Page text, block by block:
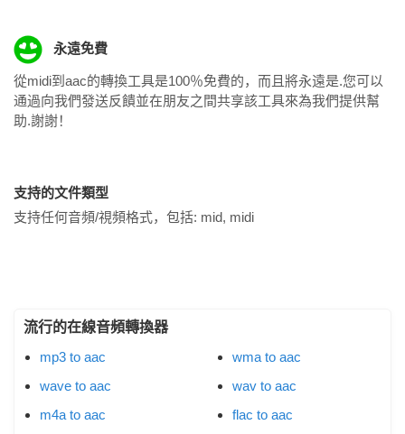
永遠免費
從midi到aac的轉換工具是100％免費的，而且將永遠是.您可以
通過向我們發送反饋並在朋友之間共享該工具來為我們提供幫
助.謝謝！
支持的文件類型
支持任何音頻/視頻格式，包括: mid, midi
流行的在線音頻轉換器
mp3 to aac
wave to aac
m4a to aac
wma to aac
wav to aac
flac to aac